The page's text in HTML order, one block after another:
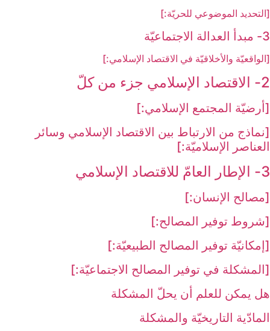
[التحديد الموضوعي للحريّة:]
3- مبدأ العدالة الاجتماعيّة
[الواقعيّة والأخلاقيّة في الاقتصاد الإسلامي:]
2- الاقتصاد الإسلامي جزء من كلّ‏
[أرضيّة المجتمع الإسلامي:]
[نماذج من الارتباط بين الاقتصاد الإسلامي وسائر
العناصر الإسلاميّة:]
3- الإطار العامّ للاقتصاد الإسلامي‏
[مصالح الإنسان:]
[شروط توفير المصالح:]
[إمكانيّة توفير المصالح الطبيعيّة:]
[المشكلة في توفير المصالح الاجتماعيّة:]
هل يمكن للعلم أن يحلّ المشكلة
المادّية التاريخيّة والمشكلة